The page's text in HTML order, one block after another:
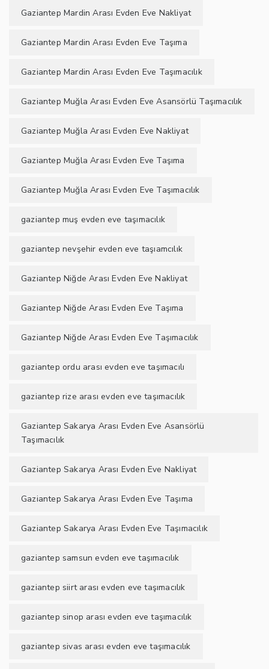
Gaziantep Mardin Arası Evden Eve Nakliyat
Gaziantep Mardin Arası Evden Eve Taşıma
Gaziantep Mardin Arası Evden Eve Taşımacılık
Gaziantep Muğla Arası Evden Eve Asansörlü Taşımacılık
Gaziantep Muğla Arası Evden Eve Nakliyat
Gaziantep Muğla Arası Evden Eve Taşıma
Gaziantep Muğla Arası Evden Eve Taşımacılık
gaziantep muş evden eve taşımacılık
gaziantep nevşehir evden eve taşıamcılık
Gaziantep Niğde Arası Evden Eve Nakliyat
Gaziantep Niğde Arası Evden Eve Taşıma
Gaziantep Niğde Arası Evden Eve Taşımacılık
gaziantep ordu arası evden eve taşımacılı
gaziantep rize arası evden eve taşımacılık
Gaziantep Sakarya Arası Evden Eve Asansörlü
Taşımacılık
Gaziantep Sakarya Arası Evden Eve Nakliyat
Gaziantep Sakarya Arası Evden Eve Taşıma
Gaziantep Sakarya Arası Evden Eve Taşımacılık
gaziantep samsun evden eve taşımacılık
gaziantep siirt arası evden eve taşımacılık
gaziantep sinop arası evden eve taşımacılık
gaziantep sivas arası evden eve taşımacılık